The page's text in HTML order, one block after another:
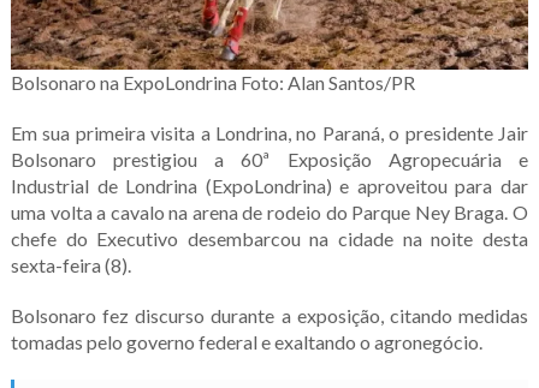
Bolsonaro na ExpoLondrina Foto: Alan Santos/PR
Em sua primeira visita a Londrina, no Paraná, o presidente Jair
Bolsonaro prestigiou a 60ª Exposição Agropecuária e
Industrial de Londrina (ExpoLondrina) e aproveitou para dar
uma volta a cavalo na arena de rodeio do Parque Ney Braga. O
chefe do Executivo desembarcou na cidade na noite desta
sexta-feira (8).
Bolsonaro fez discurso durante a exposição, citando medidas
tomadas pelo governo federal e exaltando o agronegócio.